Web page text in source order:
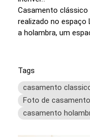
Casamento clássico
realizado no espaço
a holambra, um
Tags
casamento
Foto de casamento
casamento